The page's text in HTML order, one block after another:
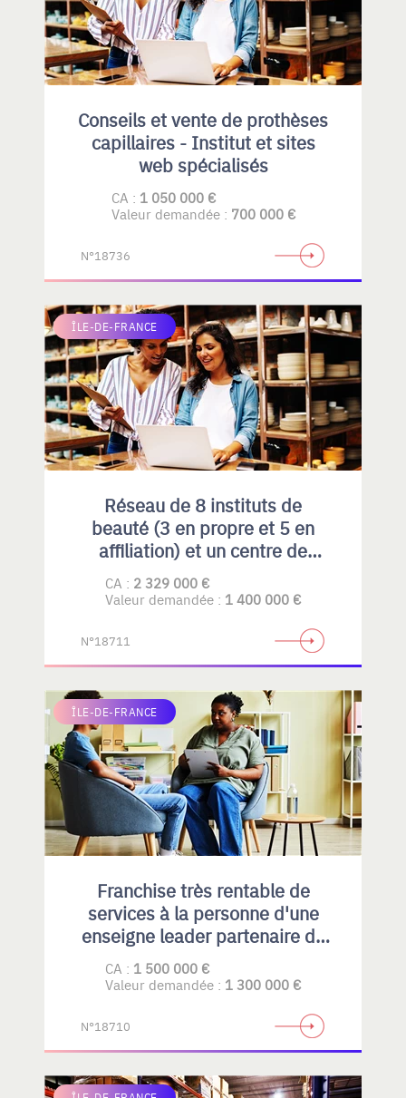
Conseils et vente de prothèses
capillaires - Institut et sites
web spécialisés
CA : 1 050 000 €
Valeur demandée : 700 000 €
N°18736
ÎLE-DE-FRANCE
Réseau de 8 instituts de
beauté (3 en propre et 5 en
affiliation) et un centre de
formation professionnelle
spécialisés principalement
CA : 2 329 000 €
Valeur demandée : 1 400 000 €
N°18711
ÎLE-DE-FRANCE
Franchise très rentable de
services à la personne d'une
enseigne leader partenaire du
CRA
CA : 1 500 000 €
Valeur demandée : 1 300 000 €
N°18710